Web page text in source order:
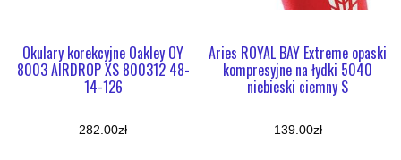
Okulary korekcyjne Oakley OY
8003 AIRDROP XS 800312 48-
14-126
282.00zł
Aries ROYAL BAY Extreme opaski
kompresyjne na łydki 5040
niebieski ciemny S
139.00zł